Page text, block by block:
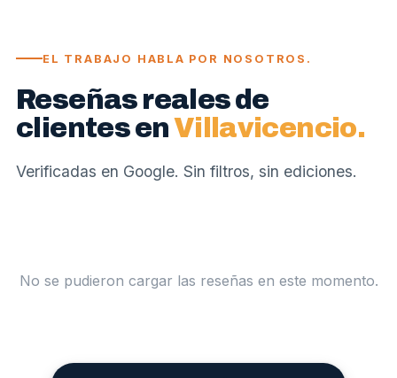
EL TRABAJO HABLA POR NOSOTROS.
Reseñas reales de
clientes enVillavicencio.
Verificadas en Google. Sin filtros, sin ediciones.
No se pudieron cargar las reseñas en este momento.